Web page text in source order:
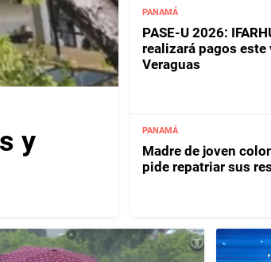
y
PANAMÁ
PASE-U 2026:
realizará pagos
Veraguas
PANAMÁ
Madre de joven
pide repatriar sus